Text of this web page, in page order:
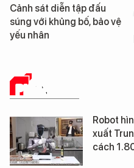
Trung Quốc phát hiện “mỏ
cao su tự nhiên” từ một
loài cỏ dại mọc trên đất
PHÂN TÍCH
Robot
xuất
cách